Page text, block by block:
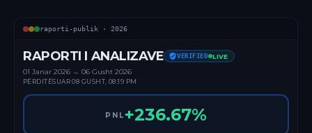
raporti-publik · 2026
RAPORTI I ANALIZAVE VERIFIED LIVE
01 Janar 2026 → 06 Gusht 2026
PËRDITËSUAR08 GUSHT, 08:19 PM
PNL +236.67%